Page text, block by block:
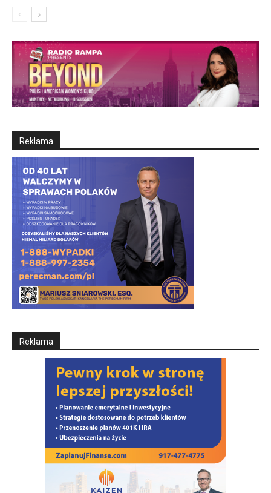
Reklama
Reklama